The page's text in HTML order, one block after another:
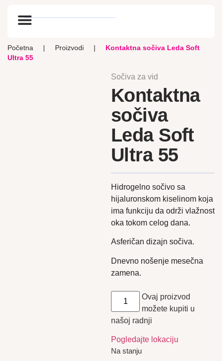
Početna | Proizvodi |
Kontaktna sočiva Leda Soft
Ultra 55
Sočiva za vid
Kontaktna
sočiva
Leda Soft
Ultra 55
Hidrogelno sočivo sa
hijaluronskom kiselinom koja
ima funkciju da održi vlažnost
oka tokom celog dana.
Asferičan dizajn sočiva.
Dnevno nošenje mesečna
zamena.
Ovaj proizvod
možete kupiti u
našoj radnji
Pogledajte lokaciju
Na stanju